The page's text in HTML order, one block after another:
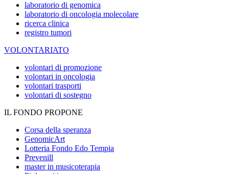
laboratorio di genomica
laboratorio di oncologia molecolare
ricerca clinica
registro tumori
VOLONTARIATO
volontari di promozione
volontari in oncologia
volontari trasporti
volontari di sostegno
IL FONDO PROPONE
Corsa della speranza
GenomicArt
Lotteria Fondo Edo Tempia
Prevenill
master in musicoterapia